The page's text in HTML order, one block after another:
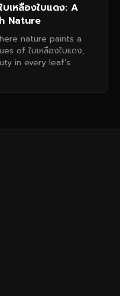
เหลืองใบแดง: A
Nature
nature paints a
of ใบเหลืองใบแดง,
in every leaf’s